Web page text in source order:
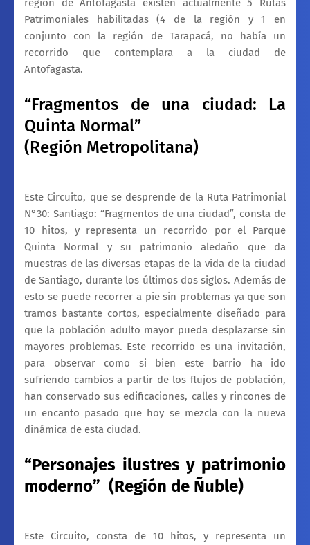
región de Antofagasta existen actualmente 5 Rutas
Patrimoniales habilitadas (4 de la región y 1 en
conjunto con la región de Tarapacá, no había un
recorrido que contemplara a la ciudad de
Antofagasta.
“Fragmentos de una ciudad: La
Quinta Normal”
(Región Metropolitana)
Este Circuito, que se desprende de la Ruta Patrimonial
N°30: Santiago: “Fragmentos de una ciudad”, consta de
10 hitos, y representa un recorrido por el Parque
Quinta Normal y su patrimonio aledaño que da
muestras de las diversas etapas de la vida de la ciudad
de Santiago, durante los últimos dos siglos. Además de
esto se puede recorrer a pie sin problemas ya que son
tramos bastante cortos, especialmente diseñado para
que la población adulto mayor pueda desplazarse sin
mayores problemas. Este recorrido es una invitación,
para observar como si bien este barrio ha ido
sufriendo cambios a partir de los flujos de población,
han conservado sus edificaciones, calles y rincones de
un encanto pasado que hoy se mezcla con la nueva
dinámica de esta ciudad.
“Personajes ilustres y patrimonio
moderno” (Región de Ñuble)
Este Circuito, consta de 10 hitos, y representa un